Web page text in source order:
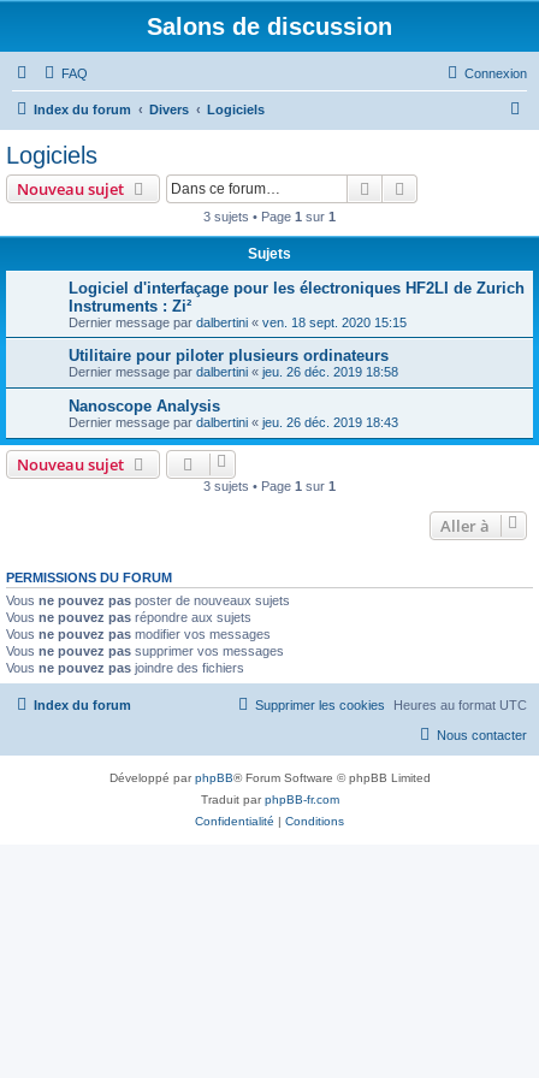
Salons de discussion
FAQ Connexion
Index du forum Divers Logiciels
e
Logiciels
Nouveau sujet Rechercher
3 sujets • Page 1 sur 1
Sujets
Logiciel d'interfaçage pour les électroniques HF2LI de Zurich
Instruments : Zi²
Dernier message par dalbertini « ven. 18 sept. 2020 15:15
Utilitaire pour piloter plusieurs ordinateurs
Dernier message par dalbertini « jeu. 26 déc. 2019 18:58
Nanoscope Analysis
Dernier message par dalbertini « jeu. 26 déc. 2019 18:43
Nouveau sujet
3 sujets • Page 1 sur 1
Aller à
PERMISSIONS DU FORUM
Vous ne pouvez pas poster de nouveaux sujets
Vous ne pouvez pas répondre aux sujets
Vous ne pouvez pas modifier vos messages
Vous ne pouvez pas supprimer vos messages
Vous ne pouvez pas joindre des fichiers
Index du forum Heures au format UTC
Supprimer les cookies
Nous contacter
Développé parphpBB® Forum Software © phpBB Limited
Traduit parphpBB-fr.com
Confidentialité | Conditions